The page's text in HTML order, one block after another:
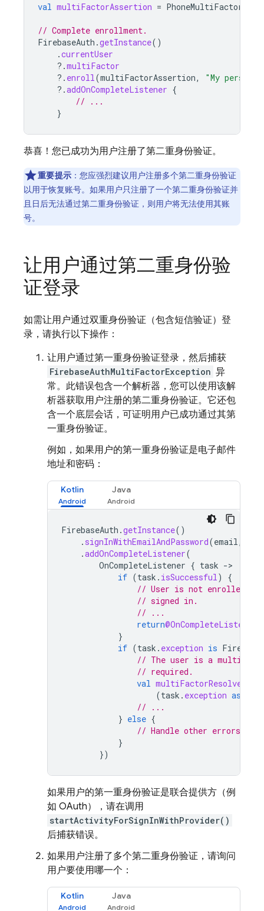
val multiFactorAssertion =
// Complete enrollment.
FirebaseAuth .getInstance()
.currentUser
?.multiFactor
?. enroll(multiFactorAssertion,
"My
?.addOnCompleteListener {
// ...
}
恭喜！您已成功为用户注册了第二重身份验证。
重要提示 ： 您应强烈建议用户注册多个第二重身份验证
以用于恢复账号。如果用户只注册了一个第二重身份验证并
且日后无法通过第二重身份验证，则用户将无法使用其账
号。
让用户通过第二重身份验
证登录
如需让用户通过双重身份验证（包含短信验证）登
录，请执行以下操作：
让用户通过第一重身份验证登录，然后捕获
FirebaseAuthMultiFactorException 异
常。此错误包含一个解析器，您可以使用该解
析器获取用户注册的第二重身份验证。它还包
含一个底层会话，可证明用户已成功通过其第
一重身份验证。
例如，如果用户的第一重身份验证是电子邮件
地址和密码：
Kotlin Java
FirebaseAuth .getInstance()
. signInWithEmailAndPassword(email,
.addOnCompleteListener(
OnCompleteListener { task -
if (task . isSuccessful)
{
// User is not enrolled
// signed in.
// ...
return@OnCompleteListener
}
if (task . exception is
// The user is a multi-
// required.
val multiFactorResolver
(task . exception as
// ...
} else {
// Handle other errors,
}
})
如果用户的第一重身份验证是联合提供方（例
如 OAuth），请在调用
startActivityForSignInWithProvider()
后捕获错误。
如果用户注册了多个第二重身份验证，请询问
用户要使用哪一个：
Kotlin Java